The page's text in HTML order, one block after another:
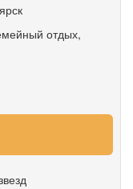
отдых,